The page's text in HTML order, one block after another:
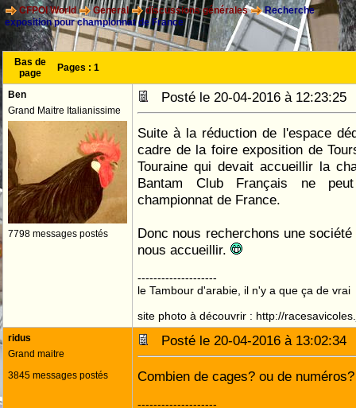
CFPOI World General discussions générales
Recherche
exposition pour championnat de France
Bas de
page
Pages : 1
Ben
Grand Maitre Italianissime
7798 messages postés
Posté le 20-04-2016 à
Suite à la réduction de l'espace
cadre de la foire exposition de
Touraine qui devait accueillir la
Bantam Club Français ne
championnat de France.
Donc nous recherchons une
nous accueillir.
--------------------
le Tambour d'arabie, il n'y a que ça de vrai
site photo à découvrir : http://
ridus
Grand maitre
3845 messages postés
Posté le 20-04-2016 à
Combien de cages? ou de numéros?
--------------------